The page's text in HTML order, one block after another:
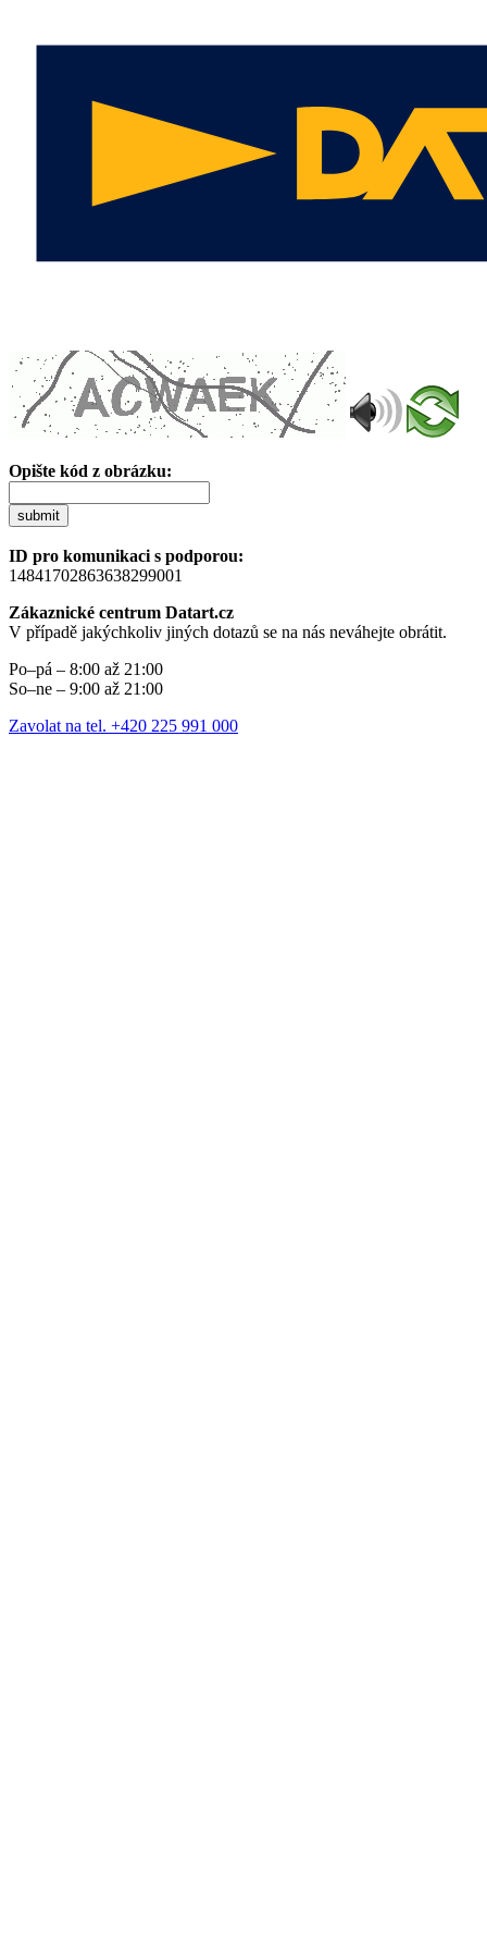
Opište kód z obrázku:
submit
ID pro komunikaci s podporou:
14841702863638299001
Zákaznické centrum Datart.cz
V případě jakýchkoliv jiných dotazů se na nás neváhejte obrátit.
Po–pá – 8:00 až 21:00
So–ne – 9:00 až 21:00
Zavolat na tel. +420 225 991 000